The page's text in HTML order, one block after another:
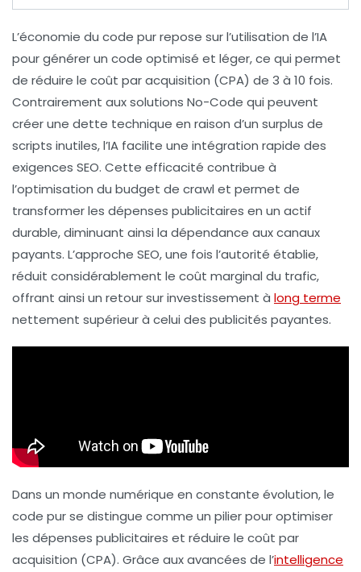
L’économie du code purrepose sur l’utilisation de l’IA
pour générer un code optimisé et léger, ce qui permet
de réduire le coût par acquisition (CPA) de 3 à 10 fois.
Contrairement aux solutions No-Code qui peuvent
créer une dette technique en raison d’un surplus de
scripts inutiles, l’IA facilite une intégration rapide des
exigences SEO. Cette efficacité contribue à
l’optimisation du budget de crawl et permet de
transformer les dépenses publicitaires en un actif
durable, diminuant ainsi la dépendance aux canaux
payants. L’approche SEO, une fois l’autorité établie,
réduit considérablement le coût marginal du trafic,
offrant ainsi un retour sur investissement à long terme
nettement supérieur à celui des publicités payantes.
Dans un monde numérique en constante évolution, le
code purse distingue comme un pilier pour optimiser
les dépenses publicitaires et réduire le coût par
acquisition (CPA). Grâce aux avancées de l’intelligence